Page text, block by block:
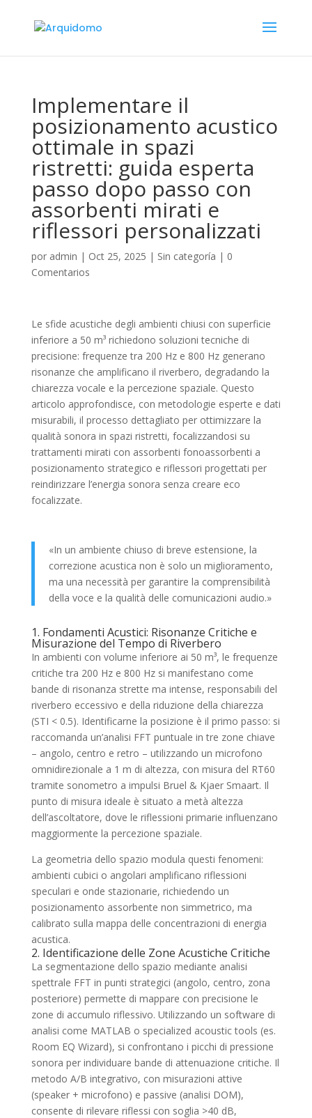
Implementare il
posizionamento acustico
ottimale in spazi
ristretti: guida esperta
passo dopo passo con
assorbenti mirati e
riflessori personalizzati
por admin | Oct 25, 2025 | Sin categoría | 0
Comentarios
Le sfide acustiche degli ambienti chiusi con superficie
inferiore a 50 m³ richiedono soluzioni tecniche di
precisione: frequenze tra 200 Hz e 800 Hz generano
risonanze che amplificano il riverbero, degradando la
chiarezza vocale e la percezione spaziale. Questo
articolo approfondisce, con metodologie esperte e dati
misurabili, il processo dettagliato per ottimizzare la
qualità sonora in spazi ristretti, focalizzandosi su
trattamenti mirati con assorbenti fonoassorbenti a
posizionamento strategico e riflessori progettati per
reindirizzare l’energia sonora senza creare eco
focalizzate.
«In un ambiente chiuso di breve estensione, la
correzione acustica non è solo un miglioramento,
ma una necessità per garantire la comprensibilità
della voce e la qualità delle comunicazioni audio.»
1. Fondamenti Acustici: Risonanze Critiche e
Misurazione del Tempo di Riverbero
In ambienti con volume inferiore ai 50 m³, le frequenze
critiche tra 200 Hz e 800 Hz si manifestano come
bande di risonanza strette ma intense, responsabili del
riverbero eccessivo e della riduzione della chiarezza
(STI < 0.5). Identificarne la posizione è il primo passo: si
raccomanda un’analisi FFT puntuale in tre zone chiave
– angolo, centro e retro – utilizzando un microfono
omnidirezionale a 1 m di altezza, con misura del RT60
tramite sonometro a impulsi Bruel & Kjaer Smaart. Il
punto di misura ideale è situato a metà altezza
dell’ascoltatore, dove le riflessioni primarie influenzano
maggiormente la percezione spaziale.
La geometria dello spazio modula questi fenomeni:
ambienti cubici o angolari amplificano riflessioni
speculari e onde stazionarie, richiedendo un
posizionamento assorbente non simmetrico, ma
calibrato sulla mappa delle concentrazioni di energia
acustica.
2. Identificazione delle Zone Acustiche Critiche
La segmentazione dello spazio mediante analisi
spettrale FFT in punti strategici (angolo, centro, zona
posteriore) permette di mappare con precisione le
zone di accumulo riflessivo. Utilizzando un software di
analisi come MATLAB o specialized acoustic tools (es.
Room EQ Wizard), si confrontano i picchi di pressione
sonora per individuare bande di attenuazione critiche. Il
metodo A/B integrativo, con misurazioni attive
(speaker + microfono) e passive (analisi DOM),
consente di rilevare riflessi con soglia >40 dB,